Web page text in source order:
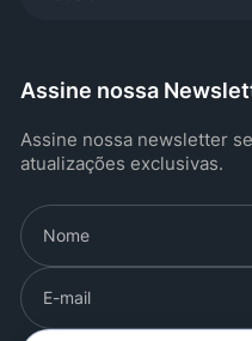
Assine nossa
Assine nossa newsletter
atualizações exclusivas.